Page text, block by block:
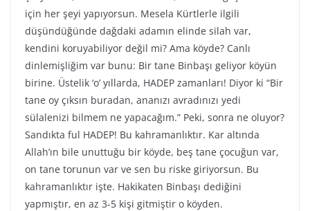
için her şeyi yapıyorsun. Mesela Kürtlerle ilgili
düşündüğünde dağdaki adamın elinde silah var,
kendini koruyabiliyor değil mi? Ama köyde? Canlı
dinlemişliğim var bunu: Bir tane Binbaşı geliyor köyün
birine. Üstelik ‘o’ yıllarda, HADEP zamanları! Diyor ki “Bir
tane oy çıksın buradan, ananızı avradınızı yedi
sülalenizi bilmem ne yapacağım.” Peki, sonra ne oluyor?
Sandıkta ful HADEP! Bu kahramanlıktır. Kar altında
Allah’ın bile unuttuğu bir köyde, beş tane çocuğun var,
on tane torunun var ve sen bu riske giriyorsun. Bu
kahramanlıktır işte. Hakikaten Binbaşı dediğini
yapmıştır, en az 3-5 kişi gitmiştir o köyden.